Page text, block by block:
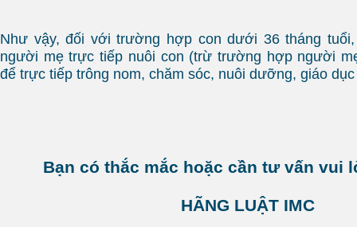
Như vậy, đối với trường hợp con dưới 36 tháng
người mẹ trực tiếp nuôi con (trừ trường hợp người
để trực tiếp trông nom, chăm sóc, nuôi dưỡng, giáo
Bạn có thắc mắc hoặc cần tư vấn vui
HÃNG LUẬT IMC